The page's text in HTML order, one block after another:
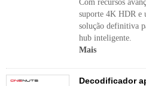
Com recursos
suporte 4K HDR e
solução definitiva
hub inteligente.
Mais
Decodificador